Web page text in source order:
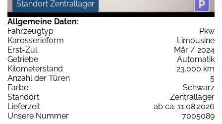
Standort Zentrallager
Allgemeine Daten:
Fahrzeugtyp
Pkw
Karosserieform
Limousine
Erst-Zul.
Mär / 2024
Getriebe
Automatik
Kilometerstand
23.000 km
Anzahl der Türen
5
Farbe
Schwarz
Standort
Zentrallager
Lieferzeit
ab ca. 11.08.2026
Unsere Nummer
7005089